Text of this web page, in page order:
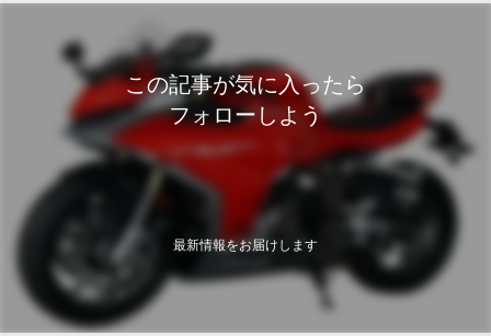
この記事が気に入ったら
フォローしよう
最新情報をお届けします